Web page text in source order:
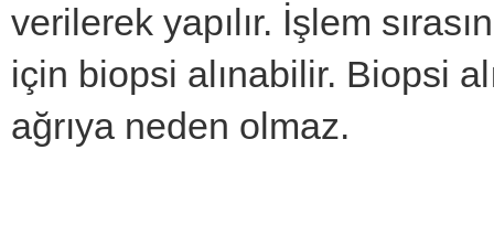
verilerek yapılır. İşlem
için biopsi alınabilir. Biopsi
ağrıya neden olmaz.